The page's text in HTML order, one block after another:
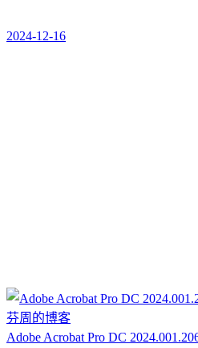
2024-12-16
Adobe Acrobat Pro DC